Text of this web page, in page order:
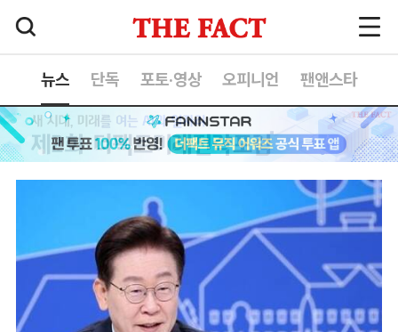
뉴스 단독 포토·영상 오피니언 팬앤스타